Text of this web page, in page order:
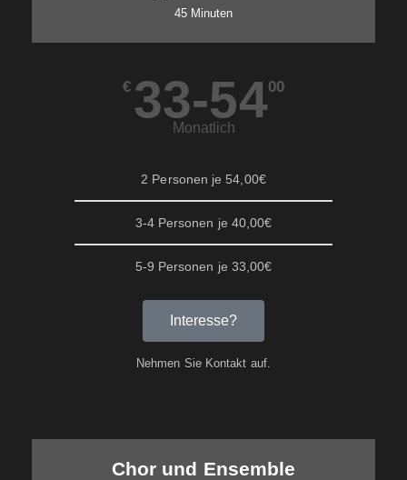
45 Minuten
€ 33-5400
Monatlich
2 Personen je 54,00€
3-4 Personen je 40,00€
5-9 Personen je 33,00€
Interesse?
Nehmen Sie Kontakt auf.
Chor und Ensemble